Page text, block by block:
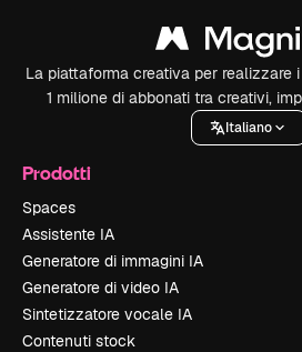
La piattaforma creativa per realizzare
1 milione di abbonati tra creativi,
Italiano
Prodotti
Spaces
Assistente IA
Generatore di immagini IA
Generatore di video IA
Sintetizzatore vocale IA
Contenuti stock